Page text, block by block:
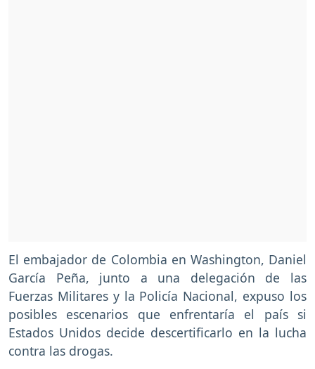
El embajador de Colombia en Washington, Daniel
García Peña, junto a una delegación de las
Fuerzas Militares y la Policía Nacional, expuso los
posibles escenarios que enfrentaría el país si
Estados Unidos decide descertificarlo en la lucha
contra las drogas.